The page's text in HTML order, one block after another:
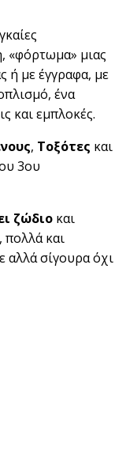
«φόρτωμα» μιας
ή με έγγραφα, με
ένα
και εμπλοκές.
, Τοξότες και
3ου
ζώδιο και
πολλά και
αλλά σίγουρα όχι